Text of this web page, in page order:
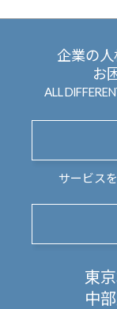
企業の人
お
ALL
サービス
東
中